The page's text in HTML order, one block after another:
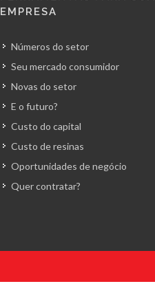
EMPRESA
Números do setor
Seu mercado consumidor
Novas do setor
E o futuro?
Custo do capital
Custo de resinas
Oportunidades de negócio
Quer contratar?